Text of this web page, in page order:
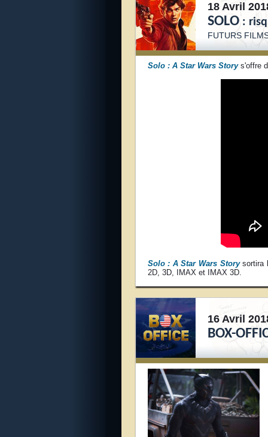
18 Avril
SOLO :
FUTURS
Solo : A Star Wars Storys'offre
Solo : A Star Wars Storysortira
2D, 3D, IMAX et IMAX 3D.
16 Avril
BOX-